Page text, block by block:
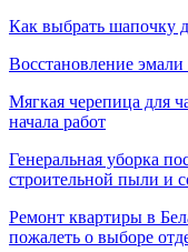
Как выбрать шапочку
Восстановление
Мягкая черепица для
начала работ
Генеральная уборка
строительной пыли и
Ремонт квартиры в
пожалеть о выборе